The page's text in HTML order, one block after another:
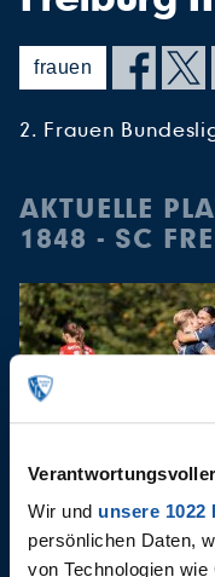
Wir und unsere 1022
persönlichen Daten,
von Technologien
frauen
2. Frauen
AKTUELLE
1848 - SC
VfL Bochum